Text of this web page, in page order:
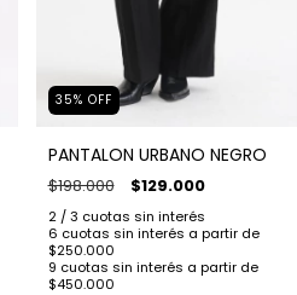
35% OFF
PANTALON URBANO NEGRO
$198.000 $129.000